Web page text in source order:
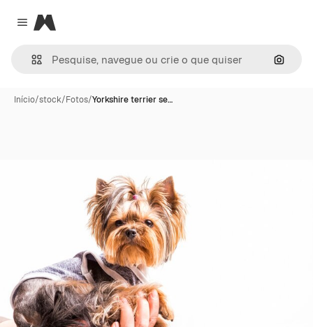
Close menu
Magnific
Início/stock/Fotos/Yorkshire terrier se…